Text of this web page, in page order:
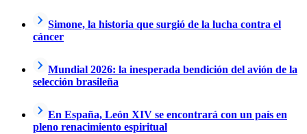
Simone, la historia que surgió de la lucha contra el
cáncer
Mundial 2026: la inesperada bendición del avión de la
selección brasileña
En España, León XIV se encontrará con un país en
pleno renacimiento espiritual